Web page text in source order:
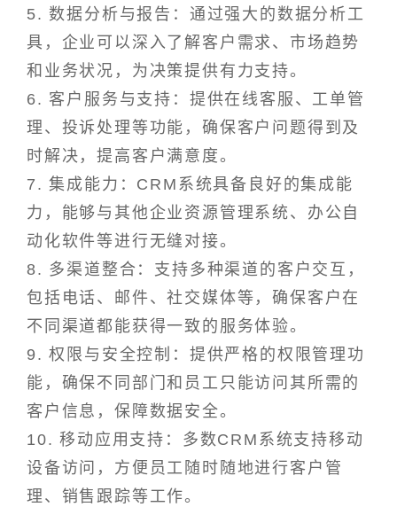
5. 数据分析与报告：通过强大的数据分析工
具，企业可以深入了解客户需求、市场趋势
和业务状况，为决策提供有力支持。
6. 客户服务与支持：提供在线客服、工单管
理、投诉处理等功能，确保客户问题得到及
时解决，提高客户满意度。
7. 集成能力：CRM系统具备良好的集成能
力，能够与其他企业资源管理系统、办公自
动化软件等进行无缝对接。
8. 多渠道整合：支持多种渠道的客户交互，
包括电话、邮件、社交媒体等，确保客户在
不同渠道都能获得一致的服务体验。
9. 权限与安全控制：提供严格的权限管理功
能，确保不同部门和员工只能访问其所需的
客户信息，保障数据安全。
10. 移动应用支持：多数CRM系统支持移动
设备访问，方便员工随时随地进行客户管
理、销售跟踪等工作。